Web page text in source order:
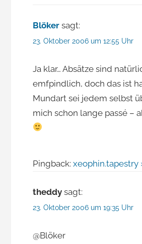
Blöker sagt:
23. Oktober 2006 um 12:55 Uhr
Ja klar… Absätze sind
emfpindlich, doch das ist
Mundart sei jedem selbst
mich schon lange passé –
Pingback: xeophin.tapestry
theddy sagt:
23. Oktober 2006 um 19:35 Uhr
@Blöker